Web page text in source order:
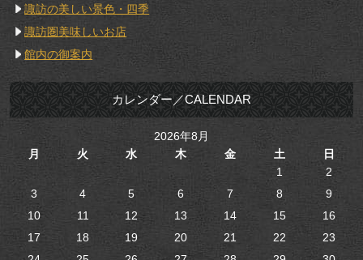
諏訪の美しい景色・四季
諏訪圏美味しいお店
館内の御案内
カレンダー／CALENDAR
2026年8月
月
火 水 木 金 土
日
1
2
3
4 5 6 7 8
9
10
11 12 13 14 15
16
17
18 19 20 21 22
23